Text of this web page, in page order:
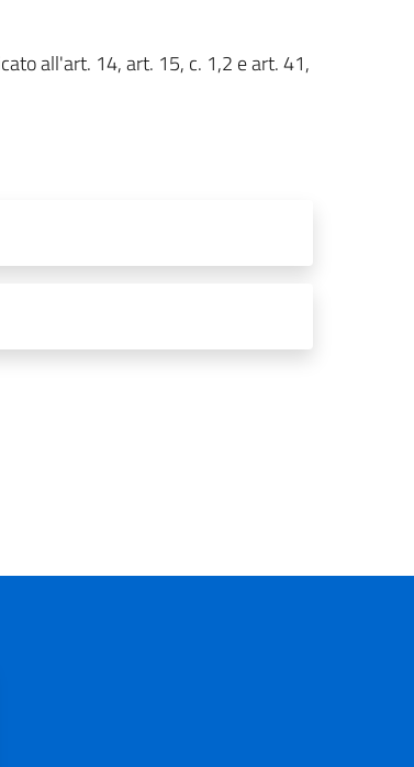
all'art. 14, art. 15, c. 1,2 e art. 41,